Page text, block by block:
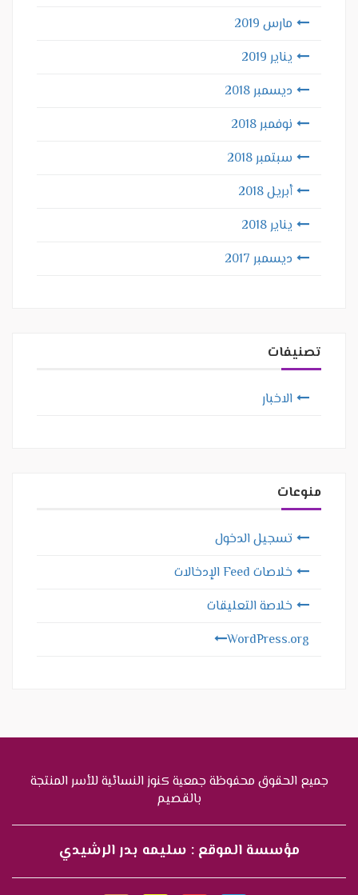
مارس 2019
يناير 2019
ديسمبر 2018
نوفمبر 2018
سبتمبر 2018
أبريل 2018
يناير 2018
ديسمبر 2017
تصنيفات
الاخبار
منوعات
تسجيل الدخول
خلاصات Feed الإدخالات
خلاصة التعليقات
WordPress.org
جميع الحقوق محفوظة جمعية كنوز النسائية للأسر المنتجة
بالقصيم
مؤسسة الموقع : سليمه بدر الرشيدي